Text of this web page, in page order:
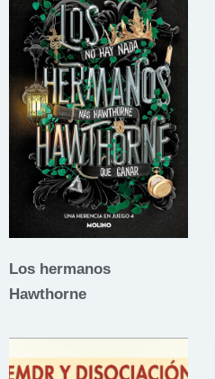
Los hermanos
Hawthorne